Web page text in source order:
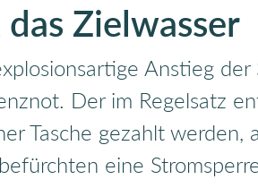
Zielwasser
Anstieg
Der im Regelsatz
Tasche gezahlt
eine